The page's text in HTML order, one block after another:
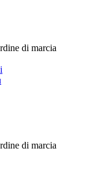
di marcia
i
di marcia